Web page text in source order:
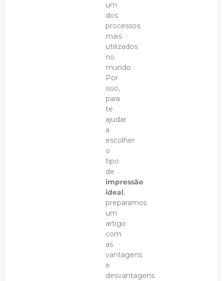
um
dos
processos
mais
utilizados
no
mundo.
Por
isso,
para
te
ajudar
a
escolher
o
tipo
de
impressão
ideal,
preparamos
um
artigo
com
as
vantagens
e
desvantagens